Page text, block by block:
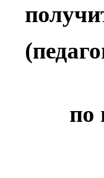
по